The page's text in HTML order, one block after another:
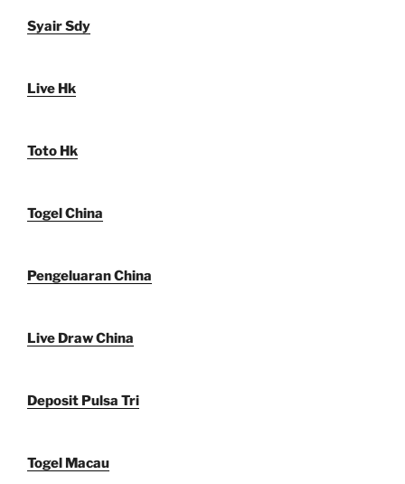
Syair Sdy
Live Hk
Toto Hk
Togel China
Pengeluaran China
Live Draw China
Deposit Pulsa Tri
Togel Macau